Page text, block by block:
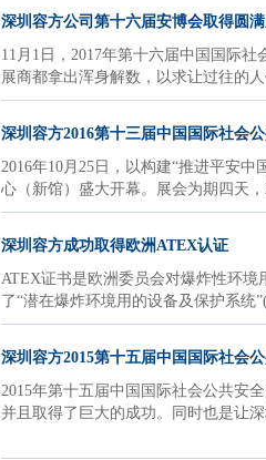
深圳容方公司第十六届安博会取得圆
11月1日，2017年第十六届中国国际
展商都拿出浑身解数，以求让过往的
深圳容方2016第十三届中国国际社会
2016年10月25日，以构建“推进平安
心（新馆）盛大开幕。展会为期四天
深圳容方成功取得欧洲ATEX认证
ATEX证书是欧洲委员会对爆炸性环
了“潜在爆炸环境用的设备及保护系
深圳容方2015第十五届中国国际社会
2015年第十五届中国国际社会公共安
并且取得了巨大的成功。同时也是让